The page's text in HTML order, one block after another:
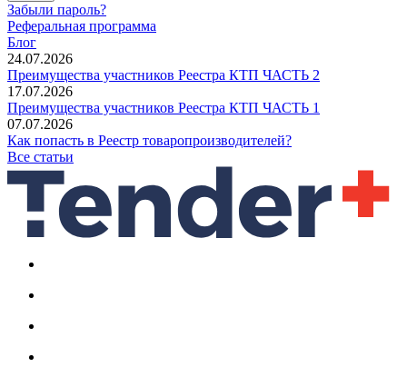
Забыли пароль?
Реферальная программа
Блог
24.07.2026
Преимущества участников Реестра КТП ЧАСТЬ 2
17.07.2026
Преимущества участников Реестра КТП ЧАСТЬ 1
07.07.2026
Как попасть в Реестр товаропроизводителей?
Все статьи